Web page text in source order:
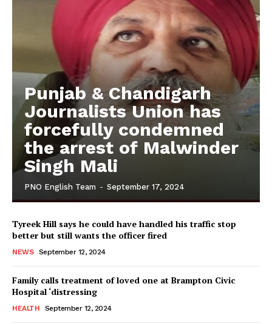
Punjab & Chandigarh
Journalists Union has
forcefully condemned
the arrest of Malwinder
Singh Mali
PNO English Team - September 17, 2024
Tyreek Hill says he could have handled his traffic stop
better but still wants the officer fired
NEWS September 12, 2024
Family calls treatment of loved one at Brampton Civic
Hospital ‘distressing
HEALTH September 12, 2024